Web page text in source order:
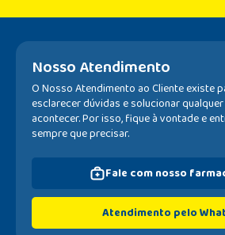
Nosso Atendimento
O Nosso Atendimento ao Cliente existe
esclarecer dúvidas e solucionar
acontecer. Por isso, fique à vontade e
sempre que precisar.
Fale com nosso
Atendimento pelo